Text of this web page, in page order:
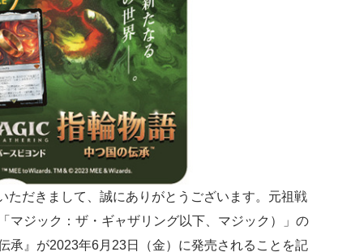
ただきまして、誠にありがとうございます。元祖戦
マジック：ザ・ギャザリング以下、マジック）」の
承』が2023年6月23日（金）に発売されることを記